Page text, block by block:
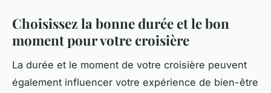
Choisissez la bonne durée et le bon
moment pour votre croisière
La durée et le moment de votre croisière peuvent
également influencer votre expérience de bien-être